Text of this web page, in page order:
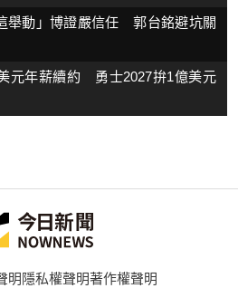
舉動」博證嚴信任 郭台銘避坑關
元年薪續約 勇士2027拚1億美元
明隱私權聲明著作權聲明